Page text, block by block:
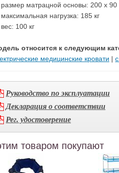
размер матрацной основы: 200 х 90
максимальная нагрузка: 185 кг
вес: 100 кг
относится к следующим
медицинские кровати |
Руководство по эксплуатации
Декларация о соответствии
Рег. удостоверение
товаром покупают